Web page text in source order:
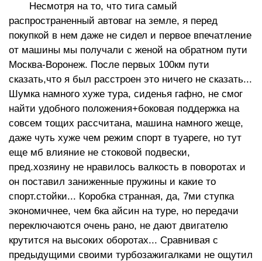
Несмотря на то, что тига самый
распространенный автоваг на земле, я перед
покупкой в нем даже не сидел и первое впечатление
от машины мы получали с женой на обратном пути
Москва-Воронеж. После первых 100км пути
сказать,что я был расстроен это ничего не сказать...
Шумка намного хуже тура, сиденья гафно, не смог
найти удобного положения+боковая поддержка на
совсем тощих рассчитана, машина намного жеще,
даже чуть хуже чем режим спорт в туареге, но тут
еще мб влияние не стоковой подвески,
пред.хозяину не нравилось валкость в поворотах и
он поставил заниженные пружины и какие то
спорт.стойки... Коробка странная, да, 7ми ступка
экономичнее, чем 6ка айсин на туре, но передачи
переключаются очень рано, не дают двигателю
крутится на высоких оборотах... Сравнивая с
предыдущими своими турбозажигалками не ощутил